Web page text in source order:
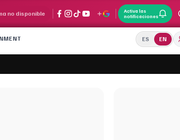
no disponible
Activa las
notificaciones
ES EN